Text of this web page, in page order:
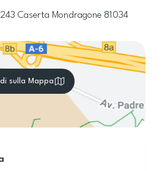
Caserta Mondragone 81034
sulla Mappa